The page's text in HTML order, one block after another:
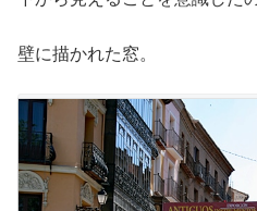
壁に描かれた窓。